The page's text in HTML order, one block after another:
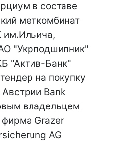
в составе
меткомбинат
"Укрподшипник"
"Актив-Банк"
на покупку
Австрии Bank
владельцем
фирма Grazer
AG